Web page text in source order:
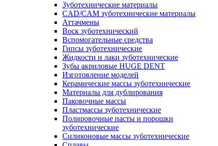
Зуботехнические материалы
CAD/CAM зуботехнические материалы
Аттачмены
Воск зуботехнический
Вспомогательные средства
Гипсы зуботехнические
Жидкости и лаки зуботехнические
Зубы акриловые HUGE DENT
Изготовление моделей
Керамические массы зуботехнические
Материалы для дублирования
Паковочные массы
Пластмассы зуботехнические
Полировочные пасты и порошки
зуботехнические
Силиконовые массы зуботехнические